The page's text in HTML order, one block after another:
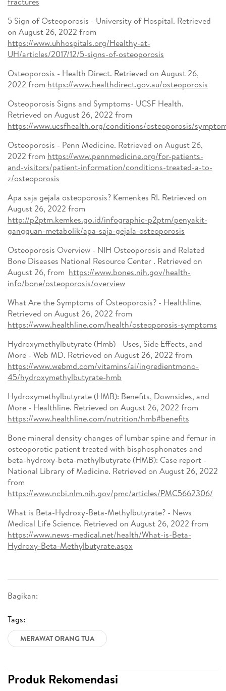
Bagikan:
Tags:
MERAWAT ORANG TUA
5 Sign of Osteoporosis - University of Hospital. Retrieved
on August 26, 2022 from
https://www.uhhospitals.org/Healthy-at-
UH/articles/2017/12/5-signs-of-osteoporosis
Osteoporosis - Health Direct. Retrieved on August 26,
2022 from https://www.healthdirect.gov.au/osteoporosis
Osteoporosis Signs and Symptoms- UCSF Health.
Retrieved on August 26, 2022 from
https://www.ucsfhealth.org/conditions/osteoporosis/
Osteoporosis - Penn Medicine. Retrieved on August 26,
2022 from https://www.pennmedicine.org/for-patients-
and-visitors/patient-information/conditions-treated-a-to-
z/osteoporosis
Apa saja gejala osteoporosis? Kemenkes RI. Retrieved on
August 26, 2022 from
http://p2ptm.kemkes.go.id/infographic-p2ptm/penyakit-
gangguan-metabolik/apa-saja-gejala-osteoporosis
Osteoporosis Overview - NIH Osteoporosis and Related
Bone Diseases National Resource Center . Retrieved on
August 26, from https://www.bones.nih.gov/health-
info/bone/osteoporosis/overview
What Are the Symptoms of Osteoporosis? - Healthline.
Retrieved on August 26, 2022 from
https://www.healthline.com/health/osteoporosis-symptoms
Hydroxymethylbutyrate (Hmb) - Uses, Side Effects, and
More - Web MD. Retrieved on August 26, 2022 from
https://www.webmd.com/vitamins/ai/ingredientmono-
45/hydroxymethylbutyrate-hmb
Hydroxymethylbutyrate (HMB): Benefits, Downsides, and
More - Healthline. Retrieved on August 26, 2022 from
https://www.healthline.com/nutrition/hmb#benefits
Bone mineral density changes of lumbar spine and femur in
osteoporotic patient treated with bisphosphonates and
beta-hydroxy-beta-methylbutyrate (HMB): Case report -
National Library of Medicine. Retrieved on August 26, 2022
from
https://www.ncbi.nlm.nih.gov/pmc/articles/PMC5662306/
What is Beta-Hydroxy-Beta-Methylbutyrate? - News
Medical Life Science. Retrieved on August 26, 2022 from
https://www.news-medical.net/health/What-is-Beta-
Hydroxy-Beta-Methylbutyrate.aspx
Produk Rekomendasi